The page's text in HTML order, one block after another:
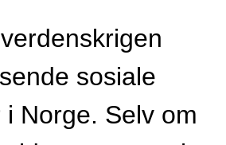
sosiale
Norge. Selv om